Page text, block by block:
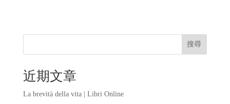
搜尋
近期文章
La brevità della vita | Libri Online